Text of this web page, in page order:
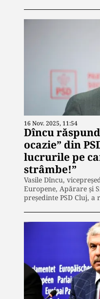
16 Nov. 2025, 11:54
Dîncu
ocazie” din
lucrurile pe
strâmbe!”
Vasile Dîncu,
Europene, Apărare și
președinte PSD Cluj,